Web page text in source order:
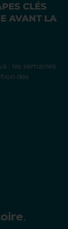
CLÉS
AVANT LA
: les semaines
des